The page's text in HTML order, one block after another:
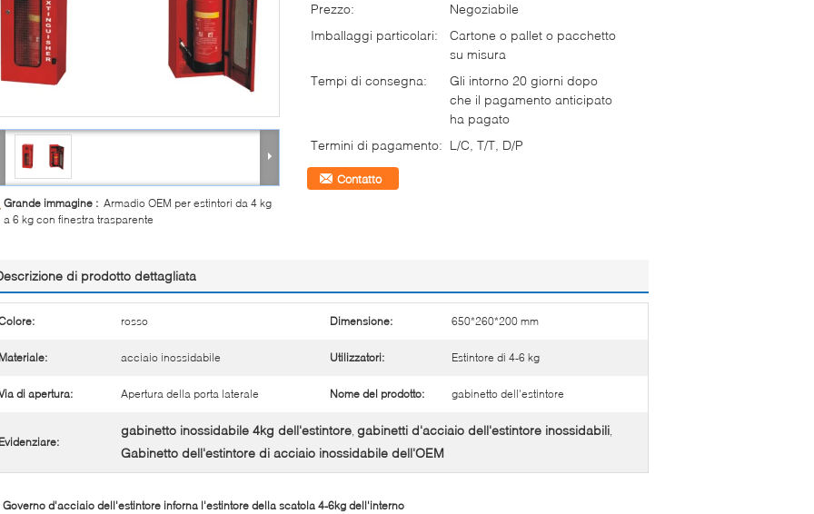
Grande immagine : Armadio OEM per estintori da 4 kg
a 6 kg con finestra trasparente
Prezzo:
Negoziabile
Imballaggi particolari:
Cartone o pallet o pacchetto
su misura
Tempi di consegna:
Gli intorno 20 giorni dopo
che il pagamento anticipato
ha pagato
Termini di pagamento: L/C, T/T, D/P
Contatto
di prodotto dettagliata
rosso Dimensione: 650*260*200 mm
Materiale: acciaio inossidabile Utilizzatori: Estintore di 4-6 kg
di apertura: Apertura della porta laterale Nome del prodotto: gabinetto dell'estintore
Evidenziare:
gabinetto inossidabile 4kg dell'estintore, gabinetti d'acciaio dell'estintore inossidabili,
Gabinetto dell'estintore di acciaio inossidabile dell'OEM
Governo d'acciaio dell'estintore inforna l'estintore della scatola 4-6kg dell'interno